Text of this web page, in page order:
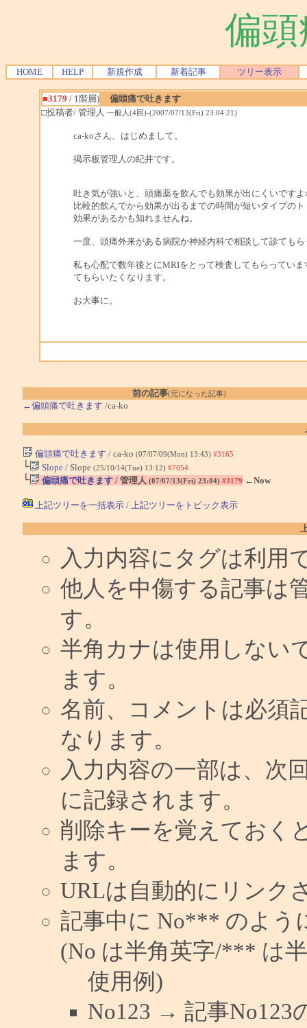
偏
HOME HELP 新規作成 新着記事 ツリー表示
■3179 / 1階層)
偏頭痛で吐きます
□投稿者/ 管理人 一般人(4回)-(2007/07/13(Fri) 23:04:21)
ca-koさん、はじめまして。
掲示板管理人の紀井です。
吐き気が強いと、頭痛薬を飲んでも効果が出にくいですよ
比較的飲んでから効果が出るまでの時間が短いタイプの
効果があるかも知れませんね。
一度、頭痛外来がある病院か神経内科で相談して診ても
私も心配で数年後とにMRIをとって検査してもらってい
てもらいたくなります。
お大事に。
前の記事(元になった記事)
←偏頭痛で吐きます /ca-ko
偏頭痛で吐きます / ca-ko (07/07/09(Mon) 13:43) #3165
└ Slope/ Slope (25/10/14(Tue) 13:12) #7054
└ 偏頭痛で吐きます/ 管理人 (07/07/13(Fri) 23:04) #3179 ←Now
上記ツリーを一括表示/ 上記ツリーをトピック表示
入力内容にタグは利用
他人を中傷する記事は
す。
半角カナは使用しない
ます。
名前、コメントは必須
なります。
入力内容の一部は、次
に記録されます。
削除キーを覚えておく
ます。
URLは自動的にリンク
記事中に No*** のよう
(No は半角英字/*** は
使用例)
No123 → 記事No123